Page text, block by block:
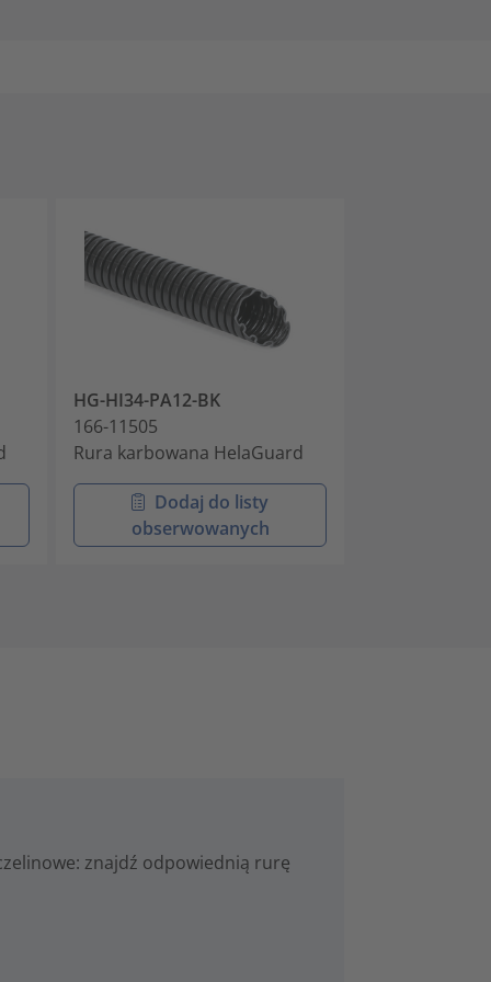
HG-HI34-PA12-BK
166-11505
Rura karbowana HelaGuard
Dodaj do listy
obserwowanych
znajdź odpowiednią rurę